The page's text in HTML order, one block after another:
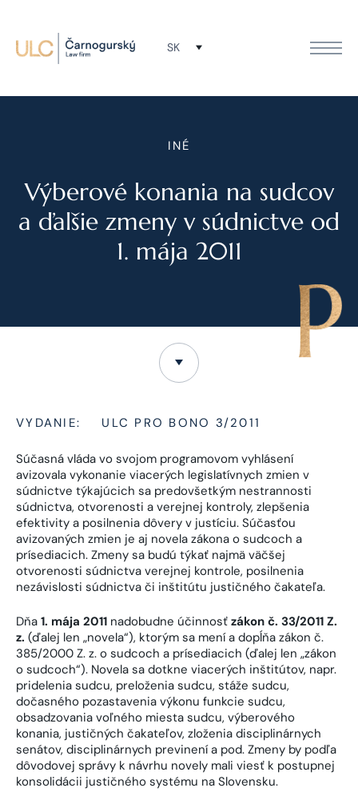
SK
INÉ
Výberové konania na sudcov
a ďalšie zmeny v súdnictve od
1. mája 2011
VYDANIE: ULC PRO BONO 3/2011
Súčasná vláda vo svojom programovom vyhlásení
avizovala vykonanie viacerých legislatívnych zmien v
súdnictve týkajúcich sa predovšetkým nestrannosti
súdnictva, otvorenosti a verejnej kontroly, zlepšenia
efektivity a posilnenia dôvery v justíciu. Súčasťou
avizovaných zmien je aj novela zákona o sudcoch a
prísediacich. Zmeny sa budú týkať najmä väčšej
otvorenosti súdnictva verejnej kontrole, posilnenia
nezávislosti súdnictva či inštitútu justičného čakateľa.
Dňa 1. mája 2011 nadobudne účinnosť zákon č. 33/2011 Z.
z. (ďalej len „novela“), ktorým sa mení a dopĺňa zákon č.
385/2000 Z. z. o sudcoch a prísediacich (ďalej len „zákon
o sudcoch“). Novela sa dotkne viacerých inštitútov, napr.
pridelenia sudcu, preloženia sudcu, stáže sudcu,
dočasného pozastavenia výkonu funkcie sudcu,
obsadzovania voľného miesta sudcu, výberového
konania, justičných čakateľov, zloženia disciplinárnych
senátov, disciplinárnych previnení a pod. Zmeny by podľa
dôvodovej správy k návrhu novely mali viesť k postupnej
konsolidácii justičného systému na Slovensku.